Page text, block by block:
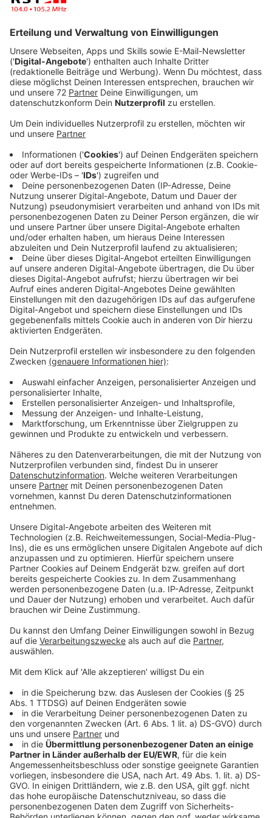
Neues Netzwerk gegen demokratiefeindliche
Einstellungen in Osnabrück
Anzeige
Ein neues Netzwerk in Osnabrück setzt sich aktiv
gegen demokratiefeindliche Einstellungen an Schulen
ein. Gegründet wurde es am 22. Januar im Rahmen
eines Workshops, der Lehrkräfte und Schul-
Sozialpädagoginnen und -pädagogen für den Umgang
mit antidemokratischen Tendenzen sensibilisierte. Das
erste Netzwerktreffen ist am 3. März 2026 um
19:00 Uhr in der Domschule Osnabrück (H6).
Anzeige
Gemeinsam gegen antidemokratische
Tendenzen
Anzeige
Das Bündnis „Osnabrück – bunt und solidarisch!“ und
der Fachdienst Bildung der Stadt Osnabrück hatten
den Workshop gemeinsam organisiert, bei dem die
Gründung des Netzwerks im Mittelpunkt stand. Ziel ist
es, Erfahrungen auszutauschen und Strategien zu
schulischen Alltag effektiv zu begegnen. Den
Teilnehmerinnen und Teilnehmern war es besonders
wichtig, sich klar zu positionieren und Schülerinnen und
Schülern wertschätzend zu begegnen.
Anzeige
Erstes Netzwerktreffen am 3. März
Anzeige
Das Netzwerk lädt alle Interessierten zum ersten
Treffen ein, um die Zusammenarbeit zu vertiefen und
am 3. März um 19:00 Uhr in der Domschule Osnabrück
(H6). Es ist ein wichtiger Schritt, um Schulen in
Osnabrück zu Orten der Demokratie und Solidarität zu
machen.
Anzeige